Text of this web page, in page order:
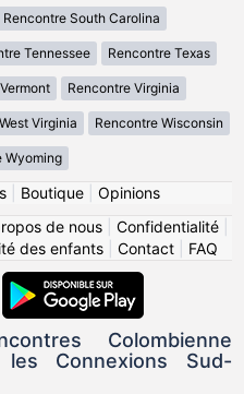
Rencontre South Carolina
Tennessee Rencontre Texas
Rencontre Virginia
Virginia Rencontre Wisconsin
Wyoming
| Boutique| Opinions
de nous Confidentialité
des enfants| Contact| FAQ
Colombienne
Connexions Sud-